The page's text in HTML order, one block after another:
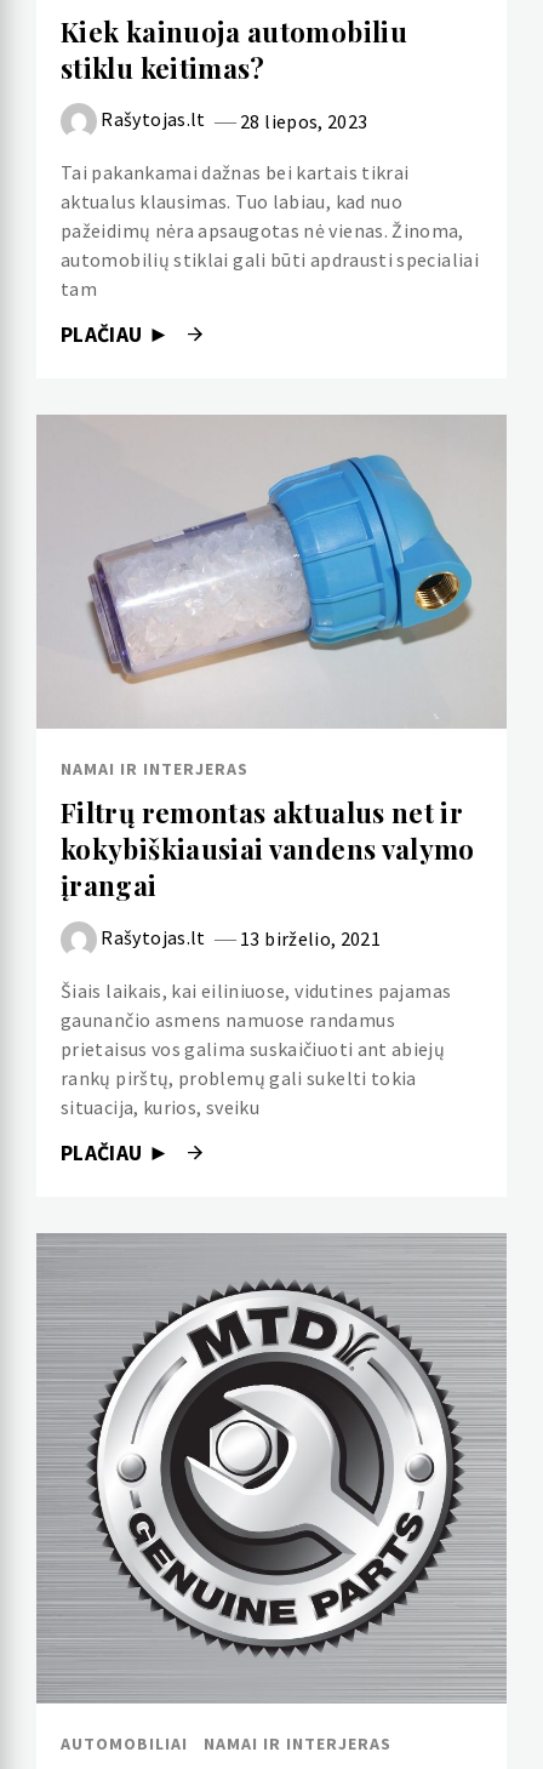
Kiek kainuoja automobiliu
stiklu keitimas?
Rašytojas.lt 28 liepos, 2023
Tai pakankamai dažnas bei kartais tikrai
aktualus klausimas. Tuo labiau, kad nuo
pažeidimų nėra apsaugotas nė vienas. Žinoma,
automobilių stiklai gali būti apdrausti specialiai
tam
PLAČIAU ►
NAMAI IR INTERJERAS
Filtrų remontas aktualus net ir
kokybiškiausiai vandens valymo
įrangai
Rašytojas.lt 13 birželio, 2021
Šiais laikais, kai eiliniuose, vidutines pajamas
gaunančio asmens namuose randamus
prietaisus vos galima suskaičiuoti ant abiejų
rankų pirštų, problemų gali sukelti tokia
situacija, kurios, sveiku
PLAČIAU ►
AUTOMOBILIAI NAMAI IR INTERJERAS